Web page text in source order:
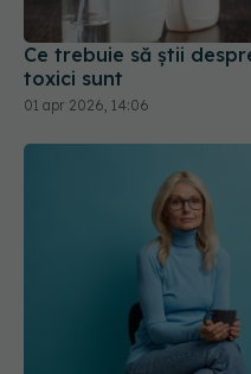
Ce trebuie să știi
toxici sunt
01 apr 2026, 14:06